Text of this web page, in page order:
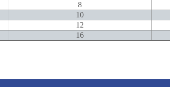
8
10
12
16